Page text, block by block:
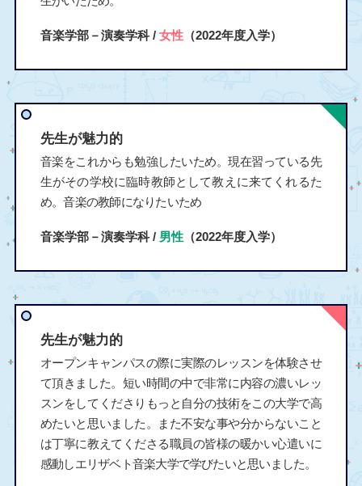
音楽学部－演奏学科 / 女性（2022年度入学）
先生が魅力的
音楽をこれからも勉強したいため。現在習っている先
生がその学校に臨時教師として教えに来てくれるた
め。音楽の教師になりたいため
音楽学部－演奏学科 / 男性（2022年度入学）
先生が魅力的
オープンキャンパスの際に実際のレッスンを体験させ
て頂きました。短い時間の中で非常に内容の濃いレッ
スンをしてくださりもっと自分の技術をこの大学で高
めたいと思いました。また不安な事や分からないこと
は丁寧に教えてくださる職員の皆様の暖かい心遣いに
感動しエリザベト音楽大学で学びたいと思いました。